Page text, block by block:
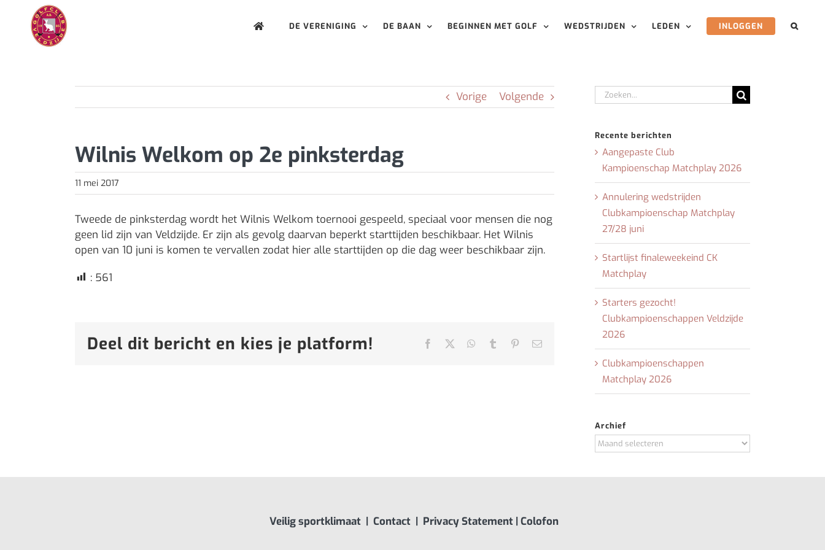
inhoud
DE VERENIGING DE BAAN BEGINNEN MET GOLF WEDSTRIJDEN LEDEN INLOGGEN
Vorige Volgende
Wilnis Welkom op 2e pinksterdag
11 mei 2017
Tweede de pinksterdag wordt het Wilnis Welkom toernooi gespeeld, speciaal voor mensen die nog
geen lid zijn van Veldzijde. Er zijn als gevolg daarvan beperkt starttijden beschikbaar. Het Wilnis
open van 10 juni is komen te vervallen zodat hier alle starttijden op die dag weer beschikbaar zijn.
: 561
Deel dit bericht en kies je platform! Facebook WhatsApp
Tumblr Pinterest
E-
Zoeken
naar:
Recente berichten
Aangepaste Club
Kampioenschap Matchplay 2026
Annulering wedstrijden
Clubkampioenschap Matchplay
27/28 juni
Startlijst finaleweekeind CK
Matchplay
Starters gezocht!
Clubkampioenschappen Veldzijde
2026
Clubkampioenschappen
Matchplay 2026
Archief
Archief
Veilig sportklimaat| Contact| Privacy Statement| Colofon